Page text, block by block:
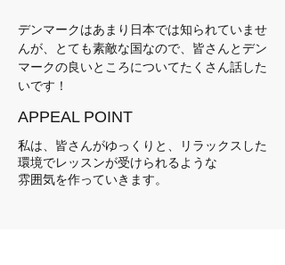
デンマークはあまり日本では知られていませ
んが、とても素敵な国なので、皆さんとデン
マークの良いところについてたくさん話した
いです！
APPEAL POINT
私は、皆さんがゆっくりと、リラックスした
環境でレッスンが受けられるような
雰囲気を作っていきます。